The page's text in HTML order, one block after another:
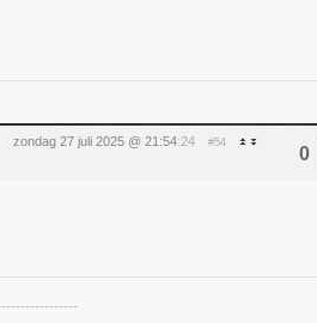
zondag 27 juli 2025 @ 21:54:24 #54